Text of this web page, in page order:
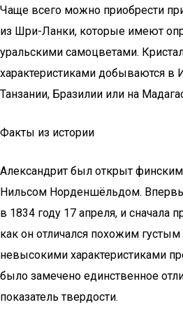
Чаще всего можно приобрести
из Шри-Ланки, которые имеют
уральскими самоцветами.
характеристиками добываются в
Танзании, Бразилии или на
Факты из истории
Александрит был открыт
Нильсом Норденшёльдом.
в 1834 году 17 апреля, и сначала
как он отличался похожим
невысокими характеристиками
было замечено единственное
показатель твердости.